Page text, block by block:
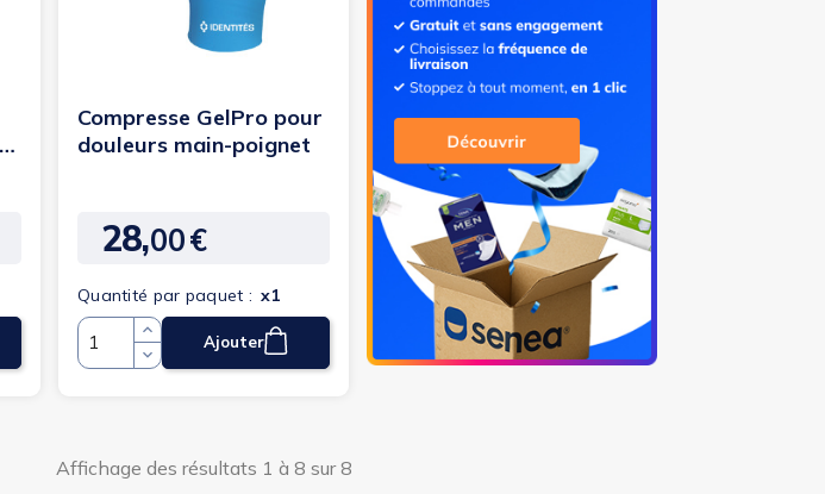
Compresse GelPro pour
douleurs main-poignet
Prix
28,00€
Quantité par paquet : x1
QuantitéAjouter
Affichage des résultats 1 à 8 sur 8